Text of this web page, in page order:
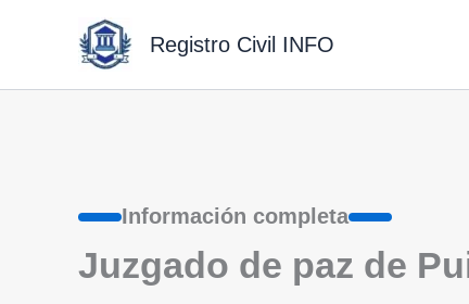
Registro Civil INFO
Información completa
Juzgado de paz de